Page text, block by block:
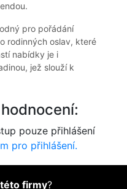
pro pořádání
rodinných oslav, které
nabídky je i
jež slouží k
pouze přihlášení
pro přihlášení.
firmy?